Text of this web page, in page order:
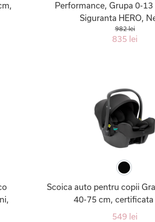
Performance, Grupa 0-13
Siguranta HERO,
982 lei
835 lei
Scoica auto pentru copii
40-75 cm, certificata
549 lei